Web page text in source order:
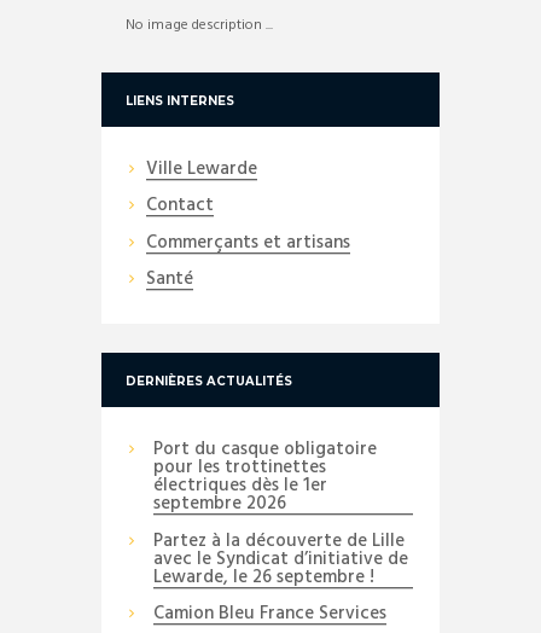
No image description ...
LIENS INTERNES
Ville Lewarde
Contact
Commerçants et artisans
Santé
DERNIÈRES ACTUALITÉS
Port du casque obligatoire
pour les trottinettes
électriques dès le 1er
septembre 2026
Partez à la découverte de Lille
avec le Syndicat d’initiative de
Lewarde, le 26 septembre !
Camion Bleu France Services